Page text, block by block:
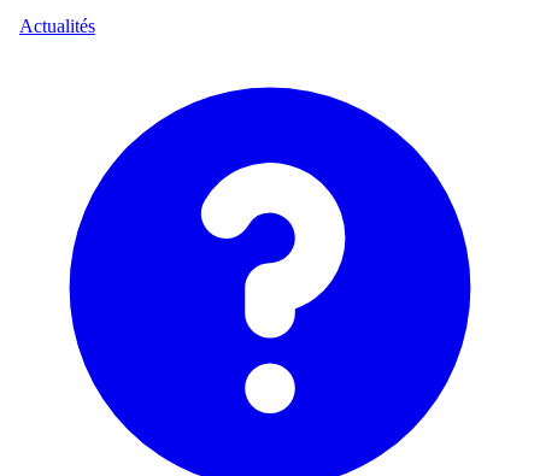
Actualités